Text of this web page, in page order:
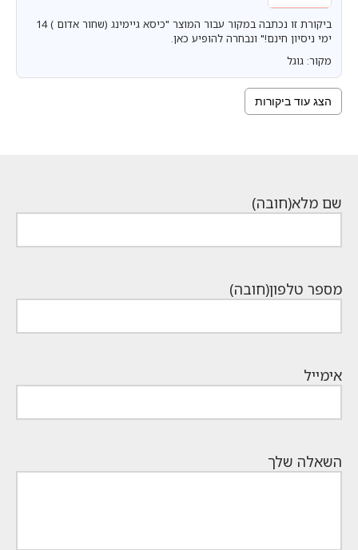
ביקורת זו נכתבה במקור עבור המוצר "כיסא גיימינג (שחור אדום ) 14
ימי ניסיון חינם!" ונבחרה להופיע כאן.
מקור: גוגל
הצג עוד ביקורות
שם מלא(חובה)
מספר טלפון(חובה)
אימייל
השאלה שלך